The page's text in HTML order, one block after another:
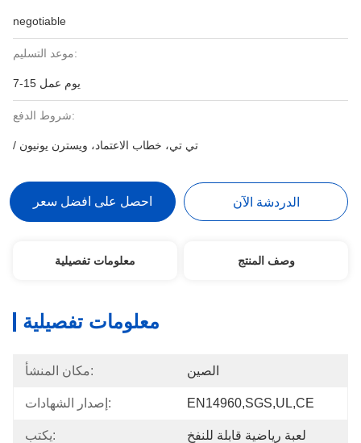
negotiable
موعد التسليم:
7-15 يوم عمل
شروط الدفع:
/ تي تي، خطاب الاعتماد، ويسترن يونيون
احصل على افضل سعر الدردشة الآن
معلومات تفصيلية وصف المنتج
معلومات تفصيلية
مكان المنشأ: الصين
إصدار الشهادات: EN14960,SGS,UL,CE
يكتب: لعبة رياضية قابلة للنفخ